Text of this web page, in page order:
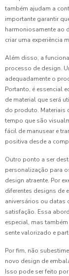
também ajudam a
importante garantir
harmoniosamente ao
criar uma experiência
Além disso, a
processo de design.
adequadamente o
Portanto, é essencial
de material que será
do produto. Materiais
tempo que são
fácil de manusear e
positiva desde a
Outro ponto a ser
personalização para
design atraente. Por
diferentes designs de
aniversários ou datas
satisfação. Essa
especial, mas
sente valorizado e
Por fim, não
novo design de
Isso pode ser feito